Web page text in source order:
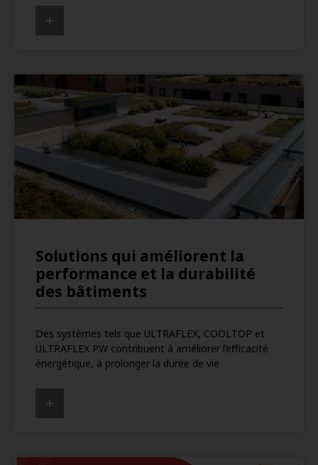
+
Solutions qui améliorent la
performance et la durabilité
des bâtiments
Des systèmes tels que ULTRAFLEX, COOLTOP et
ULTRAFLEX PW contribuent à améliorer l’efficacité
énergétique, à prolonger la durée de vie
+